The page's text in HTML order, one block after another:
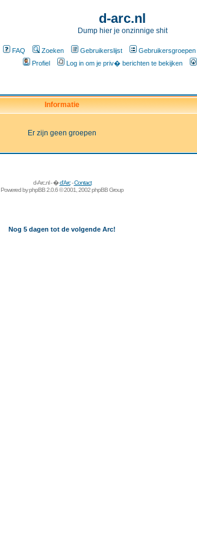
d-arc.nl
Dump hier je onzinnige shit
FAQ Zoeken Gebruikerslijst Gebruikersgroepen
Profiel
Log in om je priv� berichten te bekijken
Informatie
Er zijn geen groepen
d-Arc.nl - �d'Arc-Contact
Powered byphpBB2.0.6 © 2001, 2002 phpBB Group
Nog 5 dagen tot de volgende Arc!